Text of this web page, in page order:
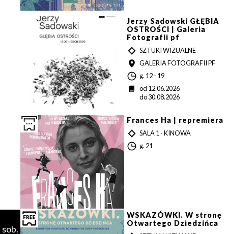
a
Jerzy Sadowski GŁĘBIA
OSTROŚCI | Galeria
Fotografii pf
T
Y
P
SZTUKI WIZUALNE
MIEJSCE
GALERIA FOTOGRAFII PF
G
o
d
n
g. 12 - 19
D
od 12.06.2026
do 30.08.2026
Frances Ha | repremiera
T
Y
P
SALA 1 - KINOWA
G
g. 21
sob.
WSKAZÓWKI. W stronę
Otwartego Dziedzińca